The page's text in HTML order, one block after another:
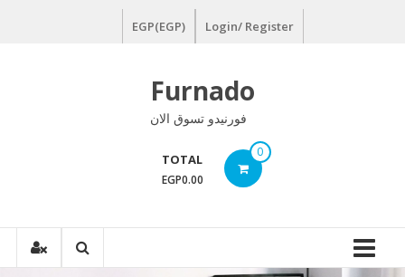
Login/ Register
EGP(EGP)
Furnado
فورنيدو تسوق الان
0
TOTAL
EGP0.00